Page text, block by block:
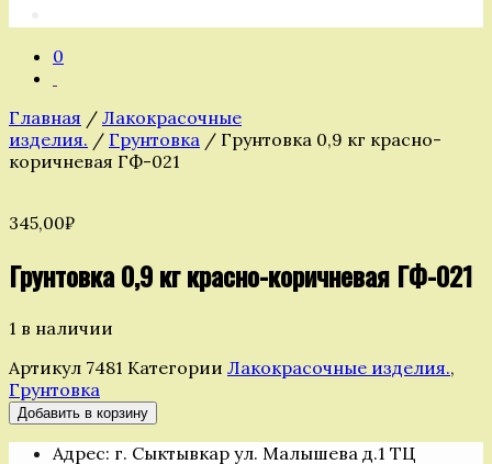
0
Главная / Лакокрасочные
изделия. / Грунтовка / Грунтовка 0,9 кг красно-
коричневая ГФ-021
345,00₽
Грунтовка 0,9 кг красно-коричневая ГФ-021
1 в наличии
Артикул 7481 Категории Лакокрасочные изделия.,
Грунтовка
Количество
товара
Грунтовка
Добавить в корзину
Адрес: г. Сыктывкар ул. Малышева д.1 ТЦ